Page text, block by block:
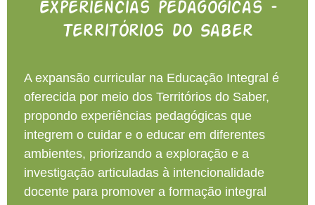
Experiências pedagógicas –
Territórios do Saber
A expansão curricular na Educação Integral é
oferecida por meio dos Territórios do Saber,
propondo experiências pedagógicas que
integrem o cuidar e o educar em diferentes
ambientes, priorizando a exploração e a
investigação articuladas à intencionalidade
docente para promover a formação integral